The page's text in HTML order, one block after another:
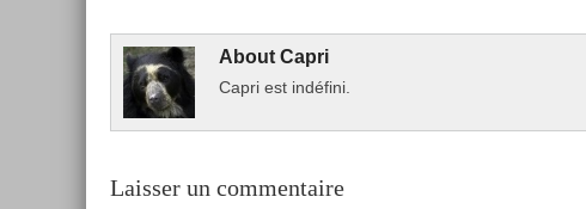
About Capri
Capri est indéfini.
Laisser un commentaire